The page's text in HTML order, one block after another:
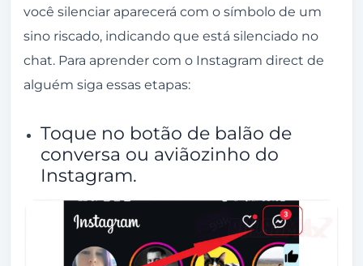
você silenciar aparecerá com o símbolo de um
sino riscado, indicando que está silenciado no
chat. Para aprender com o Instagram direct de
alguém siga essas etapas:
Toque no botão de balão de
conversa ou aviãozinho do
Instagram.